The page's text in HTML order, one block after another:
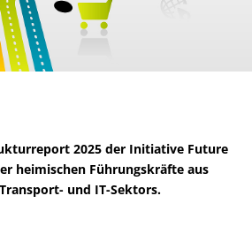
2025 der Initiative Future
heimischen Führungskräfte aus
und IT-Sektors.